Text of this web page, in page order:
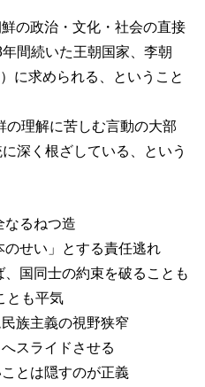
の政治・文化・社会の直接
間続いた王朝国家、李朝
に求められる、ということ
の理解に苦しむ言動の大部
深く根ざしている、という
なるねつ造
せい」とする責任逃れ
国同士の約束を破ることも
とも平気
族主義の視野狭窄
スライドさせる
とは隠すのが正義